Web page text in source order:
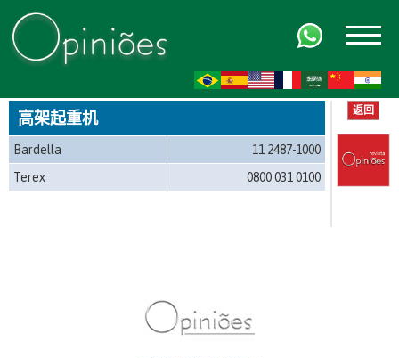
高架起重机
Bardella
11 2487-1000
Terex
0800 031 0100
返回